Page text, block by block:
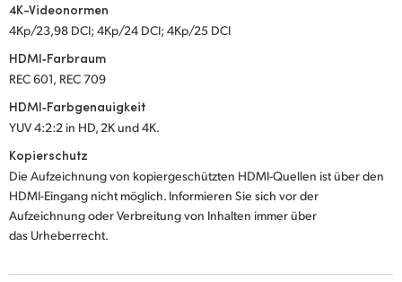
4K-Videonormen
4Kp/23,98 DCI; 4Kp/24 DCI; 4Kp/25 DCI
HDMI‑Farbraum
REC 601, REC 709
HDMI‑Farbgenauigkeit
YUV 4:2:2 in HD, 2K und 4K.
Kopierschutz
Die Aufzeichnung von kopiergeschützten HDMI-Quellen ist über den
HDMI-Eingang nicht möglich. Informieren Sie sich vor der
Aufzeichnung oder Verbreitung von Inhalten immer über
das Urheberrecht.